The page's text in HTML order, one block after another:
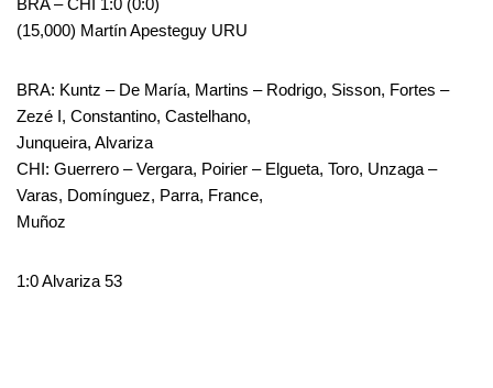
(15,000) Martín Apesteguy URU
BRA: Kuntz – De María, Martins – Rodrigo, Sisson, Fortes –
Zezé I, Constantino, Castelhano,
Junqueira, Alvariza
CHI: Guerrero – Vergara, Poirier – Elgueta, Toro, Unzaga –
Varas, Domínguez, Parra, France,
Muñoz
1:0 Alvariza 53